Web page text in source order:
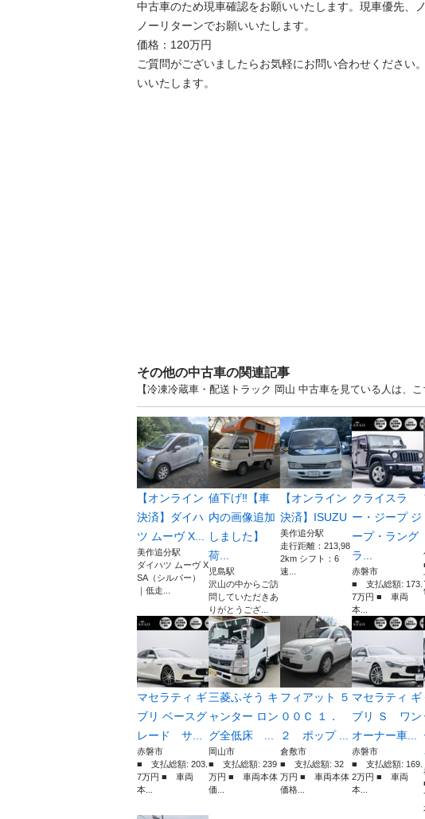
中古車のため現車確認をお願いいたします。現車優先、
ノーリターンでお願いいたします。
価格：120万円
ご質問がございましたらお気軽にお問い合わせください
いいたします。
その他の中古車の関連記事
【冷凍冷蔵車・配送トラック 岡山 中古車を見ている人は、こ
【オンライン
決済】ダイハ
ツ ムーヴ X...
美作追分駅
ダイハツ ムーヴ X
SA（シルバー）
｜低走...
値下げ‼️【車
内の画像追加
しました】
荷...
児島駅
沢山の中からご訪
問していただきあ
りがとうござ...
【オンライン
決済】ISUZU
美作追分駅
走行距離：213,98
2km シフト：6
速...
クライスラ
ー・ジープ ジ
ープ・ラング
ラ...
赤磐市
■ 支払総額: 173.
7万円 ■ 車両
本...
マセラティ ギ
ブリ ベースグ
レード サ...
赤磐市
■ 支払総額: 203.
7万円 ■ 車両
本...
三菱ふそう キ
ャンター ロン
グ全低床 ...
岡山市
■ 支払総額: 239
万円 ■ 車両本体
価...
フィアット ５
００Ｃ １．
２ ポップ ...
倉敷市
■ 支払総額: 32
万円 ■ 車両本体
価格...
マセラティ ギ
ブリ Ｓ ワン
オーナー車...
赤磐市
■ 支払総額: 169.
2万円 ■ 車両
本...